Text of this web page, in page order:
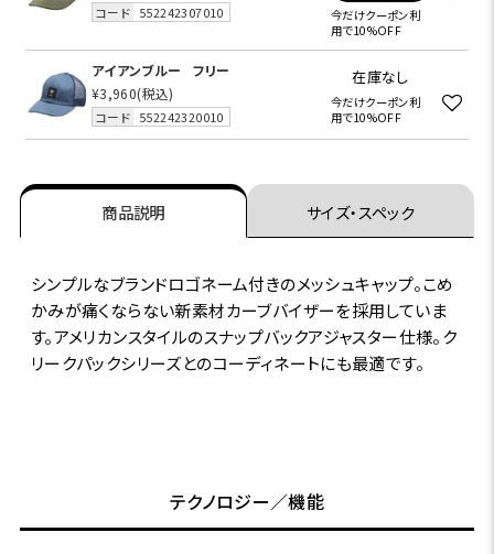
コード 552242307010
今だけクーポン利
用で10%OFF
アイアンブルー
フリー
¥3,960(税込)
コード 552242320010
在庫なし
今だけクーポン利
用で10%OFF
商品説明 サイズ・スペック
シンプルなブランドロゴネーム付きのメッシュキャップ。こめ
かみが痛くならない新素材カーブバイザーを採用していま
す。アメリカンスタイルのスナップバックアジャスター仕様。ク
リークパックシリーズとのコーディネートにも最適です。
テクノロジー／機能